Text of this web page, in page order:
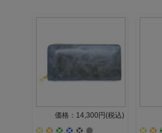
価格：14,300円(税込)